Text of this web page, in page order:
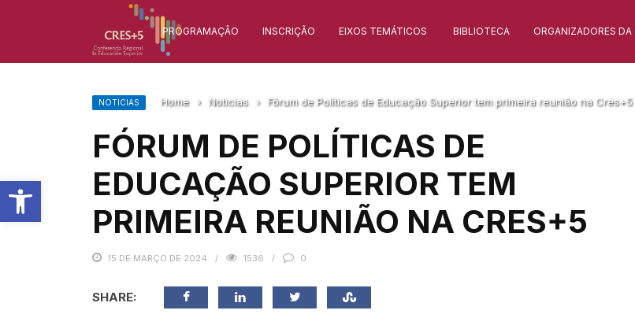
Barra de Ferramentas Aberta
PROGRAMAÇÃO INSCRIÇÃO EIXOS TEMÁTICOS BIBLIOTECA ORGANIZADORES DA
NOTICIAS Home › Noticias › Fórum de Políticas de Educação Superior tem primeira reunião na Cres+5
FÓRUM DE POLÍTICAS DE
EDUCAÇÃO SUPERIOR TEM
PRIMEIRA REUNIÃO NA CRES+5
15 DE MARÇO DE 2024 1536 0
SHARE: